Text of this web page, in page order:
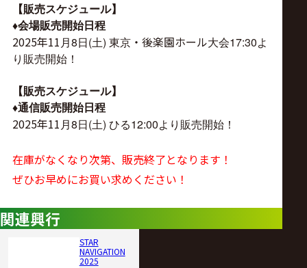
【販売スケジュール】
♦︎会場販売開始日程
2025年11月8日(土) 東京・後楽園ホール大会17:30よ
り販売開始！
【販売スケジュール】
♦︎通信販売開始日程
2025年11月8日(土) ひる12:00より販売開始！
在庫がなくなり次第、販売終了となります！
ぜひお早めにお買い求めください！
関連興行
STAR
NAVIGATION
2025